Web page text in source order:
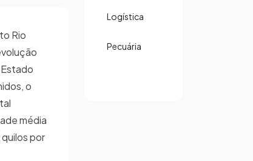
Rio
o
média
por
Logística
Pecuária